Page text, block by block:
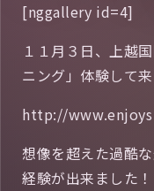
[nggallery id=4]
１１月３日、上越
ニング」体験して
http://
想像を超えた過酷
経験が出来ました！